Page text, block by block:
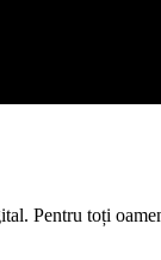
Pentru toți